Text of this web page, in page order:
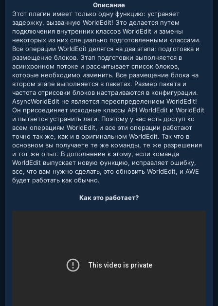
Описание
Этот плагин имеет только одну функцию: устраняет
задержку, вызванную WorldEdit! Это делается путем
подключения внутренних классов WorldEdit и замены
некоторых из них специально подготовленными классами.
Все операции WorldEdit делятся на два этапа: подготовка и
размещение блоков. Этап подготовки выполняется в
асинхронном потоке и рассчитывает список блоков,
которые необходимо изменить. Все размещение блока на
втором этапе выполняется в пакетах. Размер пакета и
частота отрисовки блоков настраиваются в конфигурации.
AsyncWorldEdit не является переопределением WorldEdit!
Он присоединяет исходные классы API WorldEdit и WorldEdit
и пытается устранить лаги. Поэтому у вас есть доступ ко
всем операциям WorldEdit, и все эти операции работают
точно так же, как и в оригинальном WorldEdit. Так что в
основном вы получаете те же команды, те же разрешения
и тот же опыт. В дополнение к этому, если команда
WorldEdit выпускает новую функцию, исправляет ошибку,
все, что вам нужно сделать, это обновить WorldEdit, и AWE
будет работать как обычно.
Как это работает?